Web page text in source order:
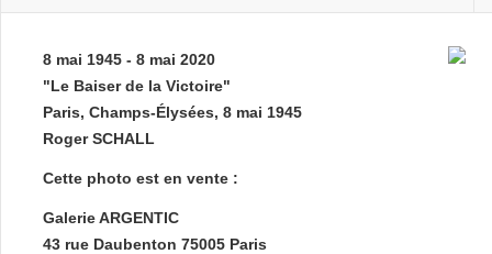
8 mai 1945 - 8 mai 2020
"Le Baiser de la Victoire"
Paris, Champs-Élysées, 8 mai 1945
Roger SCHALL
Cette photo est en vente :
Galerie ARGENTIC
43 rue Daubenton 75005 Paris